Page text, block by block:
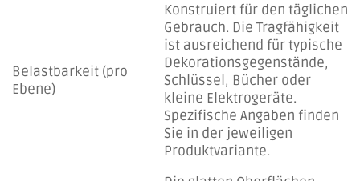
Belastbarkeit (pro
Ebene)
Konstruiert für den täglichen
Gebrauch. Die Tragfähigkeit
ist ausreichend für typische
Dekorationsgegenstände,
Schlüssel, Bücher oder
kleine Elektrogeräte.
Spezifische Angaben finden
Sie in der jeweiligen
Produktvariante.